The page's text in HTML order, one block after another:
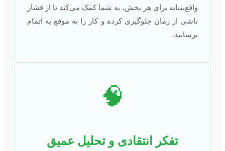
واقع‌بینانه برای هر بخش، به شما کمک می‌کند تا از فشار
ناشی از زمان جلوگیری کرده و کار را به موقع به اتمام
برسانید.
🧠
تفکر انتقادی و تحلیل عمیق